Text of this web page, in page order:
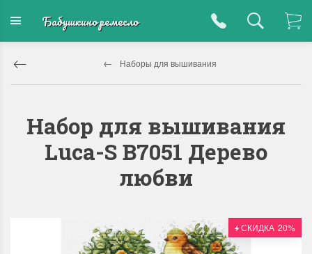
Бабушкино ремесло
Наборы для вышивания
Набор для вышивания
Luca-S B7051 Дерево
любви
СКИДКА 20%